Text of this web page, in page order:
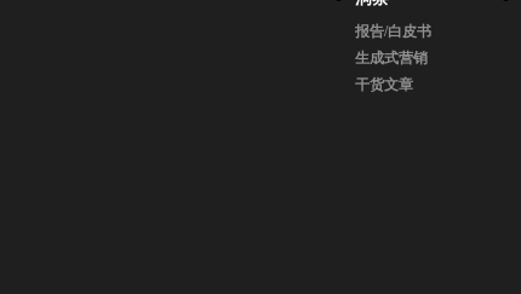
报告/白皮书
生成式营销
干货文章